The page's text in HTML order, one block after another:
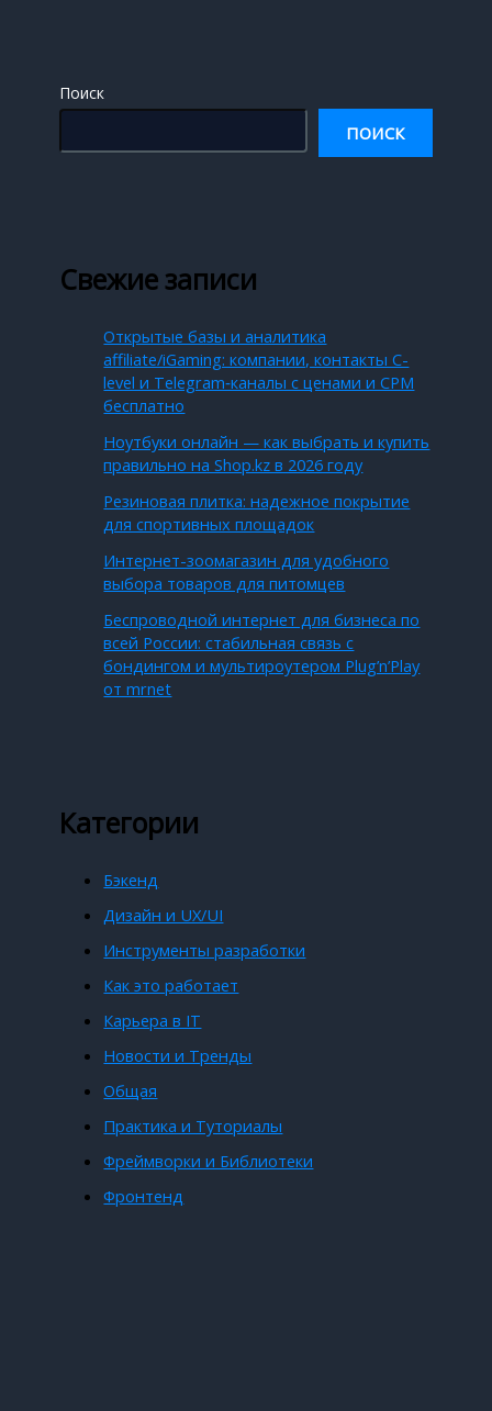
Поиск
ПОИСК
Свежие записи
Открытые базы и аналитика
affiliate/iGaming: компании, контакты C-
level и Telegram‑каналы с ценами и CPM
бесплатно
Ноутбуки онлайн — как выбрать и купить
правильно на Shop.kz в 2026 году
Резиновая плитка: надежное покрытие
для спортивных площадок
Интернет-зоомагазин для удобного
выбора товаров для питомцев
Беспроводной интернет для бизнеса по
всей России: стабильная связь с
бондингом и мультироутером Plug’n’Play
от mrnet
Категории
Бэкенд
Дизайн и UX/UI
Инструменты разработки
Как это работает
Карьера в IT
Новости и Тренды
Общая
Практика и Туториалы
Фреймворки и Библиотеки
Фронтенд